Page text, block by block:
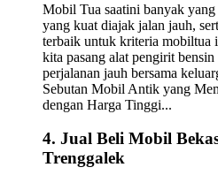
Mobil Tua saatini banyak
yang kuat diajak jalan jauh,
terbaik untuk kriteria mobiltua
kita pasang alat pengirit
perjalanan jauh bersama
Sebutan Mobil Antik yang
dengan Harga Tinggi...
4. Jual Beli Mobil
Trenggalek